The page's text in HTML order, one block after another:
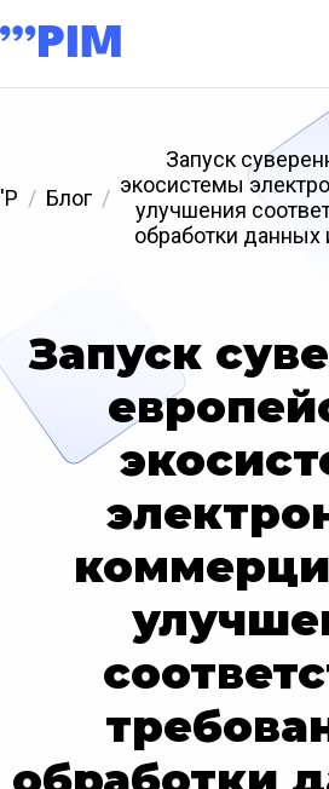
'P Блог
Запуск
экосистемы
улучшения
обработки данных
Запуск